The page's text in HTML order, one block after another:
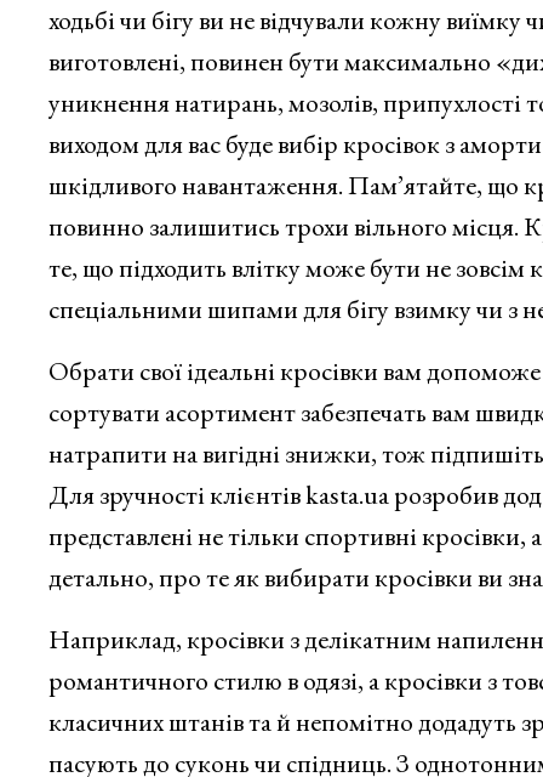
ходьбі чи бігу ви не відчували кожну
виготовлені, повинен бути максимально
уникнення натирань, мозолів, припухлості
виходом для вас буде вибір кросівок з
шкідливого навантаження. Пам’ятайте, що
повинно залишитись трохи вільного місця.
те, що підходить влітку може бути не
спеціальними шипами для бігу взимку чи з
Обрати свої ідеальні кросівки вам
сортувати асортимент забезпечать вам
натрапити на вигідні знижки, тож
Для зручності клієнтів kasta.ua розробив
представлені не тільки спортивні
детально, про те як вибирати кросівки ви
Наприклад, кросівки з делікатним
романтичного стилю в одязі, а кросівки з
класичних штанів та й непомітно додадуть
пасують до суконь чи спідниць. З